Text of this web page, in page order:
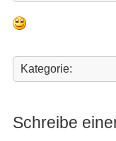
Kategorie:
Schreibe